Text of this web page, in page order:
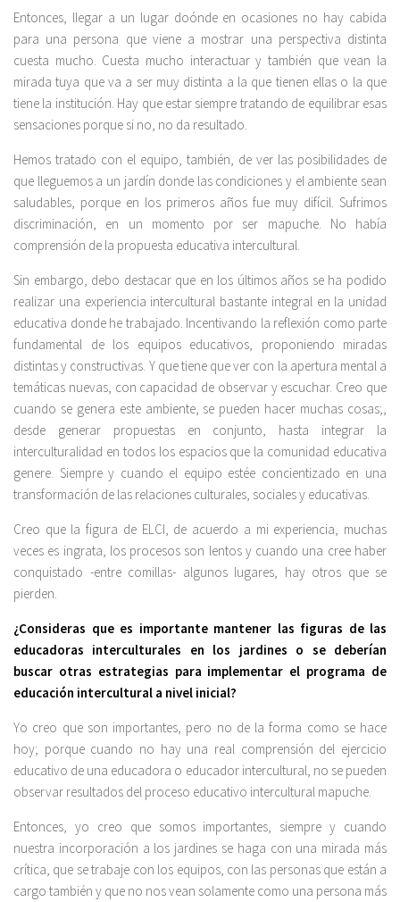
Entonces, llegar a un lugar doónde en ocasiones no hay cabida
para una persona que viene a mostrar una perspectiva distinta
cuesta mucho. Cuesta mucho interactuar y también que vean la
mirada tuya que va a ser muy distinta a la que tienen ellas o la que
tiene la institución. Hay que estar siempre tratando de equilibrar esas
sensaciones porque si no, no da resultado.
Hemos tratado con el equipo, también, de ver las posibilidades de
que lleguemos a un jardín donde las condiciones y el ambiente sean
saludables, porque en los primeros años fue muy difícil. Sufrimos
discriminación, en un momento por ser mapuche. No había
comprensión de la propuesta educativa intercultural.
Sin embargo, debo destacar que en los últimos años se ha podido
realizar una experiencia intercultural bastante integral en la unidad
educativa donde he trabajado. Incentivando la reflexión como parte
fundamental de los equipos educativos, proponiendo miradas
distintas y constructivas. Y que tiene que ver con la apertura mental a
temáticas nuevas, con capacidad de observar y escuchar. Creo que
cuando se genera este ambiente, se pueden hacer muchas cosas;,
desde generar propuestas en conjunto, hasta integrar la
interculturalidad en todos los espacios que la comunidad educativa
genere. Siempre y cuando el equipo estée concientizado en una
transformación de las relaciones culturales, sociales y educativas.
Creo que la figura de ELCI, de acuerdo a mi experiencia, muchas
veces es ingrata, los procesos son lentos y cuando una cree haber
conquistado -entre comillas- algunos lugares, hay otros que se
pierden.
¿Consideras que es importante mantener las figuras de las
educadoras interculturales en los jardines o se deberían
buscar otras estrategias para implementar el programa de
educación intercultural a nivel inicial?
Yo creo que son importantes, pero no de la forma como se hace
hoy; porque cuando no hay una real comprensión del ejercicio
educativo de una educadora o educador intercultural, no se pueden
observar resultados del proceso educativo intercultural mapuche.
Entonces, yo creo que somos importantes, siempre y cuando
nuestra incorporación a los jardines se haga con una mirada más
crítica, que se trabaje con los equipos, con las personas que están a
cargo también y que no nos vean solamente como una persona más